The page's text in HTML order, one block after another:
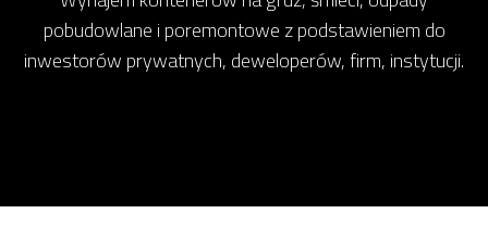
pobudowlane i poremontowe z podstawieniem do
inwestorów prywatnych, deweloperów, firm, instytucji.